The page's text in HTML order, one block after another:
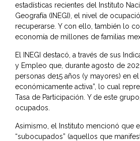
estadísticas recientes del Instituto
Geografía (INEGI), el nivel de
recuperarse. Y con ello, también lo
economía de millones de familias
El INEGI destacó, a través de sus
y Empleo que, durante agosto de
personas de15 años (y mayores) en
económicamente activa”, lo cual
Tasa de Participación. Y de este
ocupados.
Asimismo, el Instituto mencionó que
“subocupados” (aquellos que